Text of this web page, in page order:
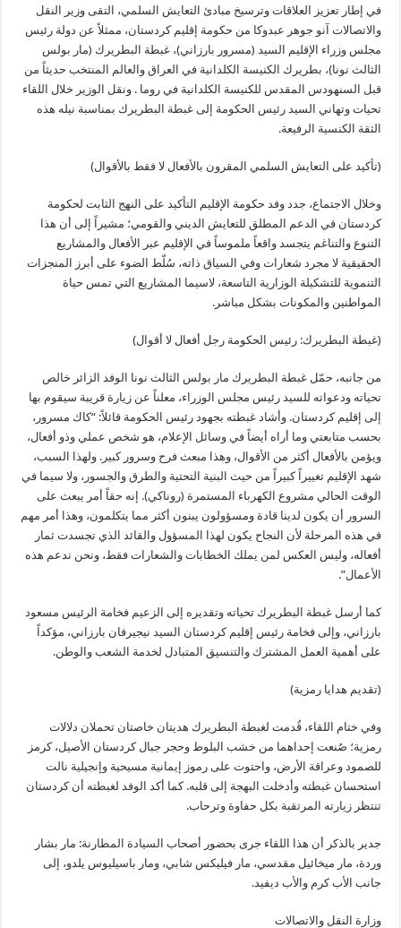
في إطار تعزيز العلاقات وترسيخ مبادئ التعايش السلمي، التقى وزير النقل
والاتصالات آنو جوهر عبدوكا من حكومة إقليم كردستان، ممثلاً عن دولة رئيس
مجلس وزراء الإقليم السيد (مسرور بارزاني)، غبطة البطريرك (مار بولس
الثالث نونا)، بطريرك الكنيسة الكلدانية في العراق والعالم المنتخب حديثاً من
قبل السنهودس المقدس للكنيسة الكلدانية في روما . ونقل الوزير خلال اللقاء
تحيات وتهاني السيد رئيس الحكومة إلى غبطة البطريرك بمناسبة نيله هذه
الثقة الكنسية الرفيعة.
(تأكيد على التعايش السلمي المقرون بالأفعال لا فقط بالأقوال)
وخلال الاجتماع، جدد وفد حكومة الإقليم التأكيد على النهج الثابت لحكومة
كردستان في الدعم المطلق للتعايش الديني والقومي؛ مشيراً إلى أن هذا
التنوع والتناغم يتجسد واقعاً ملموساً في الإقليم عبر الأفعال والمشاريع
الحقيقية لا مجرد شعارات وفي السياق ذاته، سُلّط الضوء على أبرز المنجزات
التنموية للتشكيلة الوزارية التاسعة، لاسيما المشاريع التي تمس حياة
المواطنين والمكونات بشكل مباشر.
(غبطة البطريرك: رئيس الحكومة رجل أفعال لا أقوال)
من جانبه، حمّل غبطة البطريرك مار بولس الثالث نونا الوفد الزائر خالص
تحياته ودعواته للسيد رئيس مجلس الوزراء، معلناً عن زيارة قريبة سيقوم بها
إلى إقليم كردستان. وأشاد غبطته بجهود رئيس الحكومة قائلاً: “كاك مسرور،
بحسب متابعتي وما أراه أيضاً في وسائل الإعلام، هو شخص عملي وذو أفعال،
ويؤمن بالأفعال أكثر من الأقوال، وهذا مبعث فرح وسرور كبير. ولهذا السبب،
شهد الإقليم تغييراً كبيراً من حيث البنية التحتية والطرق والجسور، ولا سيما في
الوقت الحالي مشروع الكهرباء المستمرة (روناكي). إنه حقاً أمر يبعث على
السرور أن يكون لدينا قادة ومسؤولون يبنون أكثر مما يتكلمون، وهذا أمر مهم
في هذه المرحلة لأن النجاح يكون لهذا المسؤول والقائد الذي تجسدت ثمار
أفعاله، وليس العكس لمن يملك الخطابات والشعارات فقط، ونحن ندعم هذه
الأعمال”.
كما أرسل غبطة البطريرك تحياته وتقديره إلى الزعيم فخامة الرئيس مسعود
بارزاني، وإلى فخامة رئيس إقليم كردستان السيد نيجيرفان بارزاني، مؤكداً
على أهمية العمل المشترك والتنسيق المتبادل لخدمة الشعب والوطن.
(تقديم هدايا رمزية)
وفي ختام اللقاء، قُدمت لغبطة البطريرك هديتان خاصتان تحملان دلالات
رمزية؛ صُنعت إحداهما من خشب البلوط وحجر جبال كردستان الأصيل، كرمز
للصمود وعراقة الأرض، واحتوت على رموز إيمانية مسيحية وإنجيلية نالت
استحسان غبطته وأدخلت البهجة إلى قلبه. كما أكد الوفد لغبطته أن كردستان
تنتظر زيارته المرتقبة بكل حفاوة وترحاب.
جدير بالذكر أن هذا اللقاء جرى بحضور أصحاب السيادة المطارنة: مار بشار
وردة، مار ميخائيل مقدسي، مار فيليكس شابي، ومار باسيليوس يلدو، إلى
جانب الأب كرم والأب ديفيد.
وزارة النقل والاتصالات